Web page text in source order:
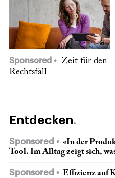
Sponsored
Zeit für den
Rechtsfall
Entdecken
Sponsored
«In der
Tool. Im Alltag zeigt sich,
Sponsored
Effizienz auf